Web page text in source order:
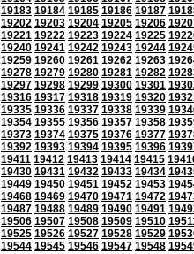
19183 19184 19185 19186 19187
19202 19203 19204 19205 19206
19221 19222 19223 19224 19225
19240 19241 19242 19243 19244
19259 19260 19261 19262 19263
19278 19279 19280 19281 19282
19297 19298 19299 19300 19301
19316 19317 19318 19319 19320
19335 19336 19337 19338 19339
19354 19355 19356 19357 19358
19373 19374 19375 19376 19377
19392 19393 19394 19395 19396
19411 19412 19413 19414 19415
19430 19431 19432 19433 19434
19449 19450 19451 19452 19453
19468 19469 19470 19471 19472
19487 19488 19489 19490 19491
19506 19507 19508 19509 19510
19525 19526 19527 19528 19529
19544 19545 19546 19547 19548